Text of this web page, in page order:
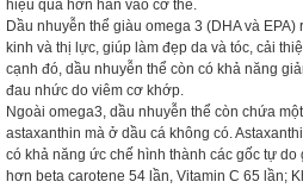
hiệu quả hơn hẳn vào cơ thể.
Dầu nhuyễn thể giàu omega 3 (DHA và
kinh và thị lực, giúp làm đẹp da và tóc, cải
cạnh đó, dầu nhuyễn thể còn có khả năng
đau nhức do viêm cơ khớp.
Ngoài omega3, dầu nhuyễn thể còn chứa
astaxanthin mà ở dầu cá không có.
có khả năng ức chế hình thành các gốc tự
hơn beta carotene 54 lần, Vitamin C 65 lần;